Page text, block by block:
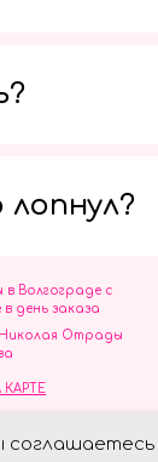
соглашаетесь
Волгограде с
день заказа
Николая Отрады